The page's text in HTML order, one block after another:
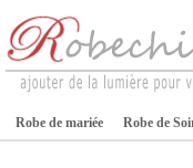
Robe de mariée Robe de